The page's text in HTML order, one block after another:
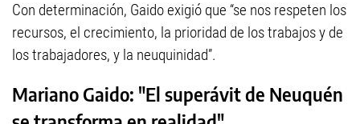
Con determinación, Gaido exigió que “se nos respeten los
recursos, el crecimiento, la prioridad de los trabajos y de
los trabajadores, y la neuquinidad”.
Mariano Gaido: "El superávit de Neuquén